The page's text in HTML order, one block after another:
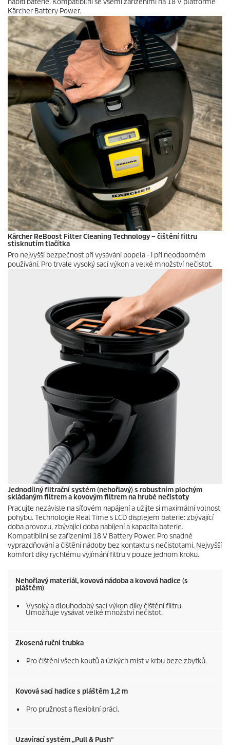
nabití baterie. Kompatibilní se všemi zařízeními na 18 V platformě
Kärcher Battery Power.
Kärcher ReBoost Filter Cleaning Technology – čištění filtru
stisknutím tlačítka
Pro nejvyšší bezpečnost při vysávání popela - i při neodborném
používání. Pro trvale vysoký sací výkon a velké množství nečistot.
Jednodílný filtrační systém (nehořlavý) s robustním plochým
skládaným filtrem a kovovým filtrem na hrubé nečistoty
Pracujte nezávisle na síťovém napájení a užijte si maximální volnost
pohybu. Technologie Real Time s LCD displejem baterie: zbývající
doba provozu, zbývající doba nabíjení a kapacita baterie.
Kompatibilní se zařízeními 18 V Battery Power. Pro snadné
vyprazdňování a čištění nádoby bez kontaktu s nečistotami. Nejvyšší
komfort díky rychlému vyjímání filtru v pouze jednom kroku.
Nehořlavý materiál, kovová nádoba a kovová hadice (s
pláštěm)
Vysoký a dlouhodobý sací výkon díky čištění filtru.
Umožňuje vysávat velké množství nečistot.
Zkosená ruční trubka
Pro čištění všech koutů a úzkých míst v krbu beze zbytků.
Kovová sací hadice s pláštěm 1,2 m
Pro pružnost a flexibilní práci.
Uzavírací systém „Pull & Push“